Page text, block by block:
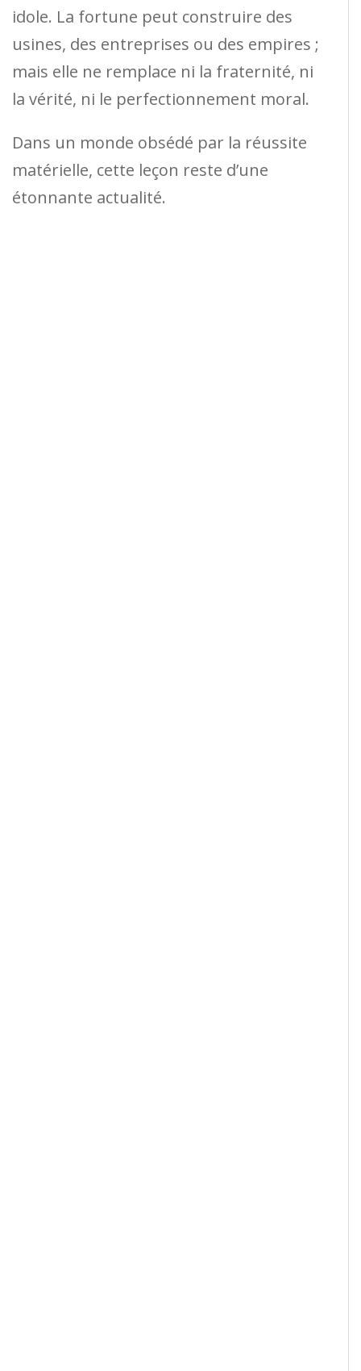
idole. La fortune peut construire des
usines, des entreprises ou des empires ;
mais elle ne remplace ni la fraternité, ni
la vérité, ni le perfectionnement moral.
Dans un monde obsédé par la réussite
matérielle, cette leçon reste d’une
étonnante actualité.